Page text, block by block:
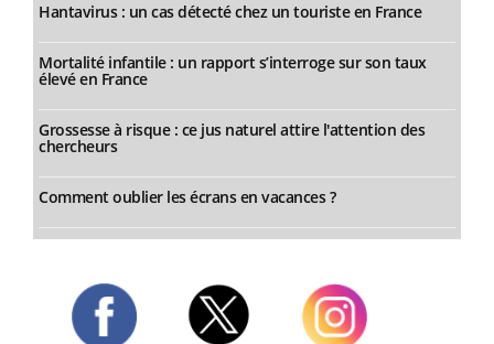
Hantavirus : un cas détecté chez un touriste en France
Mortalité infantile : un rapport s’interroge sur son taux
élevé en France
Grossesse à risque : ce jus naturel attire l'attention des
chercheurs
Comment oublier les écrans en vacances ?